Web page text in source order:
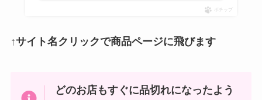
ポチップ
↑サイト名クリックで商品ページに飛びます
どのお店もすぐに品切れになったよう